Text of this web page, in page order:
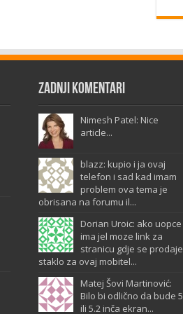
Zadnji komentari
Nimesh Patel: Nice
article...
blazz: kupio i ja ovaj
telefon i sad kad imam
problem ova tema je
obrisana na forumu il...
Dorian Uroic: ako uopce
ima jel moze link za
stranicu gdje se prodaje
staklo za ovaj mobitel...
Matej Šovi Martinović:
Bilo bi odlično da bude 5
ili 5.2 inča ekran...